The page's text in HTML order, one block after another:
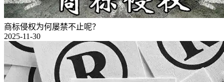
商标侵权为何屡禁不止呢？
2025-11-30